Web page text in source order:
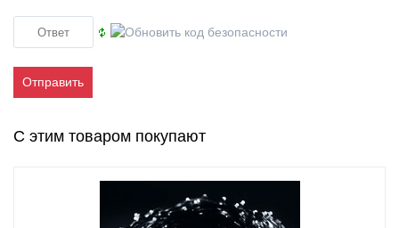
Отправить
С этим товаром покупают